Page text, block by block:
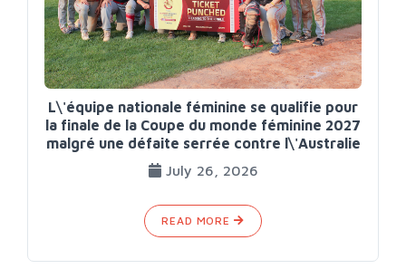
L\'équipe nationale féminine se qualifie pour
la finale de la Coupe du monde féminine 2027
malgré une défaite serrée contre l\'Australie
July 26, 2026
READ MORE